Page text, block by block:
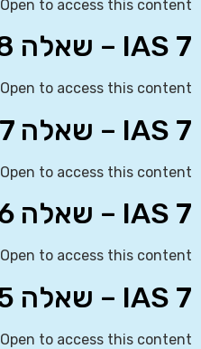
Open to access this content
IAS 7 – שאלה 48
Open to access this content
IAS 7 – שאלה 47
Open to access this content
IAS 7 – שאלה 46
Open to access this content
IAS 7 – שאלה 45
Open to access this content